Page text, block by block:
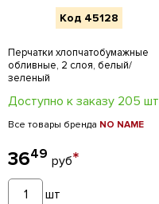
Код 45128
Перчатки хлопчатобумажные
обливные, 2 слоя, белый/
зеленый
Доступно к заказу 205 шт
Все товары бренда NO NAME
3649 руб*
шт